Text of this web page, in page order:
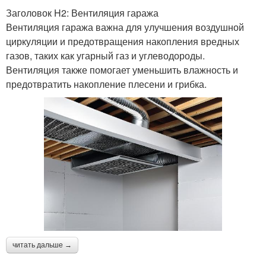
Заголовок H2: Вентиляция гаража
Вентиляция гаража важна для улучшения воздушной
циркуляции и предотвращения накопления вредных
газов, таких как угарный газ и углеводороды.
Вентиляция также помогает уменьшить влажность и
предотвратить накопление плесени и грибка.
читать дальше →